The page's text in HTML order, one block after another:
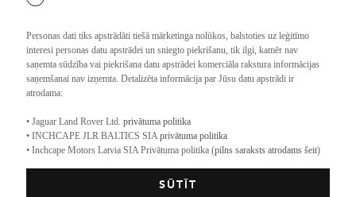
Personas dati tiks apstrādāti tiešā mārketinga nolūkos, balstoties uz leģitīmo
interesi personas datu apstrādei un sniegto piekrišanu, tik ilgi, kamēr nav
saņemta sūdzība vai piekrišana datu apstrādei komerciāla rakstura informācijas
saņemšanai nav izņemta. Detalizēta informācija par Jūsu datu apstrādi ir
atrodama:
• Jaguar Land Rover Ltd. privātuma politika
• INCHCAPE JLR BALTICS SIAprivātuma politika
• Inchcape Motors Latvia SIA Privātuma politika (pilns saraksts atrodams šeit)